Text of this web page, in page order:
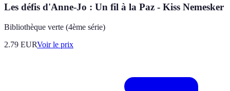
Les défis d'Anne-Jo : Un fil à la Paz - Kiss Nemesker
Bibliothèque verte (4ème série)
2.79 EURVoir le prix